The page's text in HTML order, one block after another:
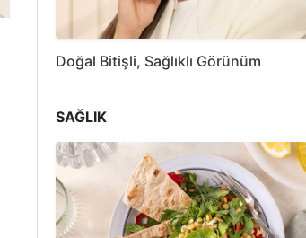
Doğal Bitişli, Sağlıklı Görünüm
SAĞLIK